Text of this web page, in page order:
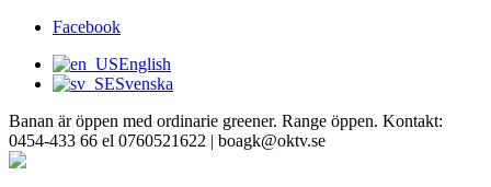
Facebook
English
Svenska
Banan är öppen med ordinarie greener. Range öppen. Kontakt:
0454-433 66 el 0760521622 | boagk@oktv.se